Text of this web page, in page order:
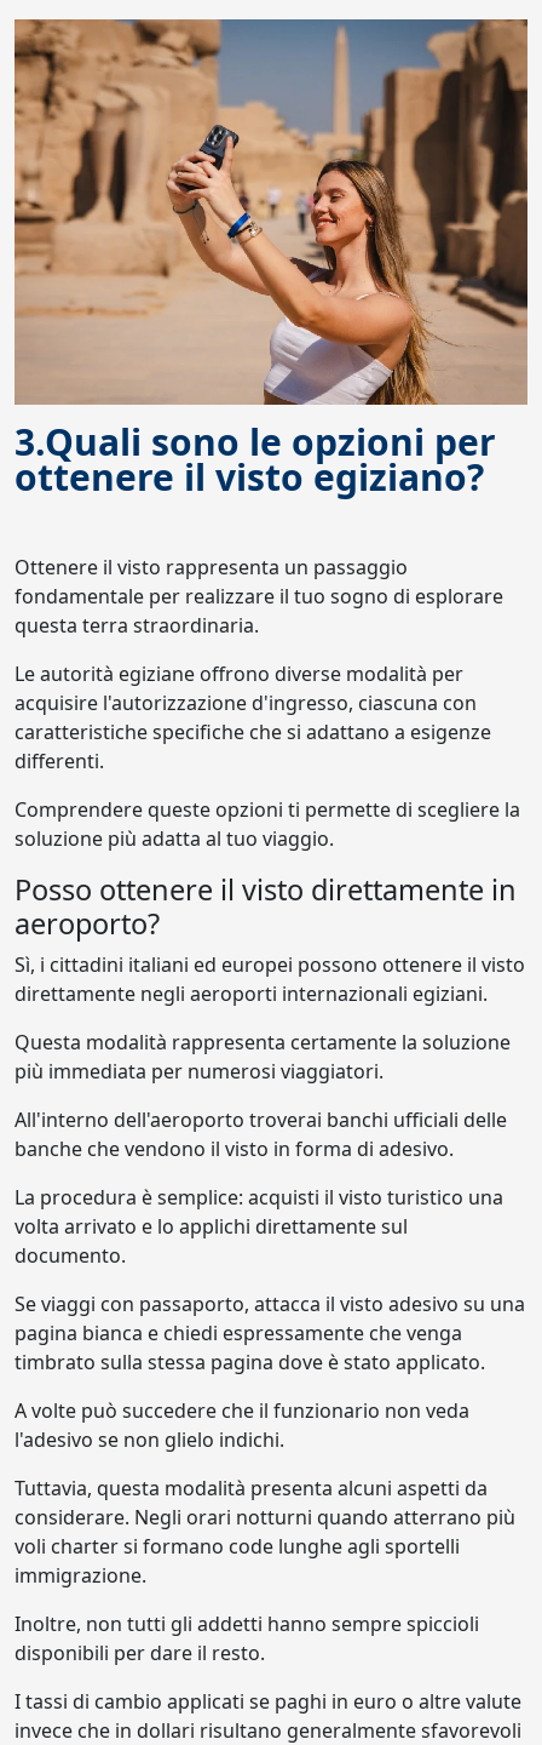
3.Quali sono le opzioni per
ottenere il visto egiziano?
Ottenere il visto rappresenta un passaggio
fondamentale per realizzare il tuo sogno di esplorare
questa terra straordinaria.
Le autorità egiziane offrono diverse modalità per
acquisire l'autorizzazione d'ingresso, ciascuna con
caratteristiche specifiche che si adattano a esigenze
differenti.
Comprendere queste opzioni ti permette di scegliere la
soluzione più adatta al tuo viaggio.
Posso ottenere il visto direttamente in
aeroporto?
Sì, i cittadini italiani ed europei possono ottenere il visto
direttamente negli aeroporti internazionali egiziani.
Questa modalità rappresenta certamente la soluzione
più immediata per numerosi viaggiatori.
All'interno dell'aeroporto troverai banchi ufficiali delle
banche che vendono il visto in forma di adesivo.
La procedura è semplice: acquisti il visto turistico una
volta arrivato e lo applichi direttamente sul
documento.
Se viaggi con passaporto, attacca il visto adesivo su una
pagina bianca e chiedi espressamente che venga
timbrato sulla stessa pagina dove è stato applicato.
A volte può succedere che il funzionario non veda
l'adesivo se non glielo indichi.
Tuttavia, questa modalità presenta alcuni aspetti da
considerare. Negli orari notturni quando atterrano più
voli charter si formano code lunghe agli sportelli
immigrazione.
Inoltre, non tutti gli addetti hanno sempre spiccioli
disponibili per dare il resto.
I tassi di cambio applicati se paghi in euro o altre valute
invece che in dollari risultano generalmente sfavorevoli